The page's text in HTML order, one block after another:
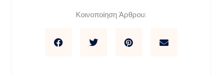
Κοινοποίηση Άρθρου: